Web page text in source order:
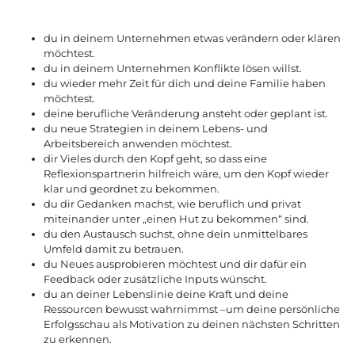
du in deinem Unternehmen etwas verändern oder klären
möchtest.
du in deinem Unternehmen Konflikte lösen willst.
du wieder mehr Zeit für dich und deine Familie haben
möchtest.
deine berufliche Veränderung ansteht oder geplant ist.
du neue Strategien in deinem Lebens- und
Arbeitsbereich anwenden möchtest.
dir Vieles durch den Kopf geht, so dass eine
Reflexionspartnerin hilfreich wäre, um den Kopf wieder
klar und geordnet zu bekommen.
du dir Gedanken machst, wie beruflich und privat
miteinander unter „einen Hut zu bekommen“ sind.
du den Austausch suchst, ohne dein unmittelbares
Umfeld damit zu betrauen.
du Neues ausprobieren möchtest und dir dafür ein
Feedback oder zusätzliche Inputs wünscht.
du an deiner Lebenslinie deine Kraft und deine
Ressourcen bewusst wahrnimmst –um deine persönliche
Erfolgsschau als Motivation zu deinen nächsten Schritten
zu erkennen.